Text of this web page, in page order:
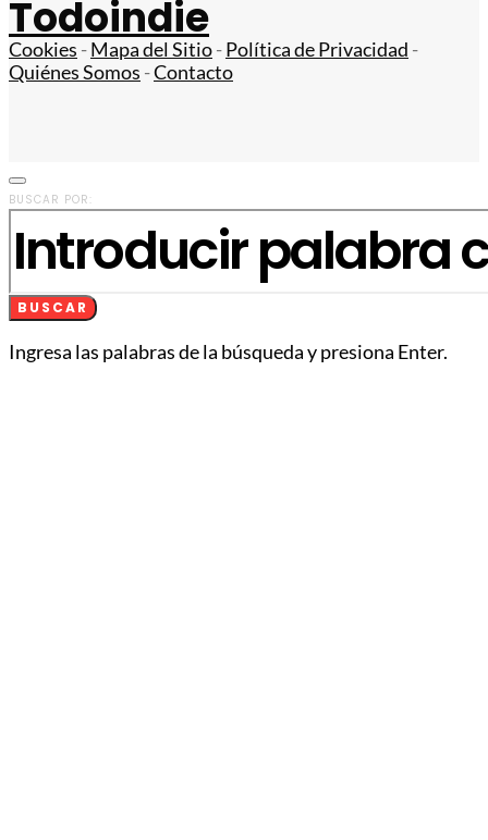
Todoindie
Cookies -Mapa del Sitio-Política de Privacidad -
Quiénes Somos -Contacto
BUSCAR POR:
BUSCAR
Ingresa las palabras de la búsqueda y presiona Enter.